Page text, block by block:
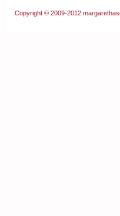
Copyright © 2009-2012